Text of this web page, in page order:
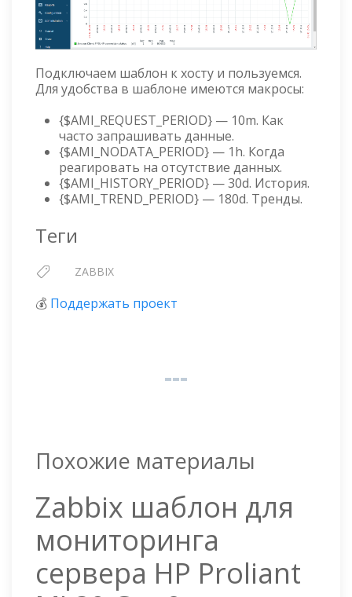
Подключаем шаблон к хосту и пользуемся.
Для удобства в шаблоне имеются макросы:
{$AMI_REQUEST_PERIOD} — 10m. Как
часто запрашивать данные.
{$AMI_NODATA_PERIOD} — 1h. Когда
реагировать на отсутствие данных.
{$AMI_HISTORY_PERIOD} — 30d. История.
{$AMI_TREND_PERIOD} — 180d. Тренды.
Теги
ZABBIX
💰 Поддержать проект
Похожие материалы
Zabbix шаблон для
мониторинга
сервера HP Proliant